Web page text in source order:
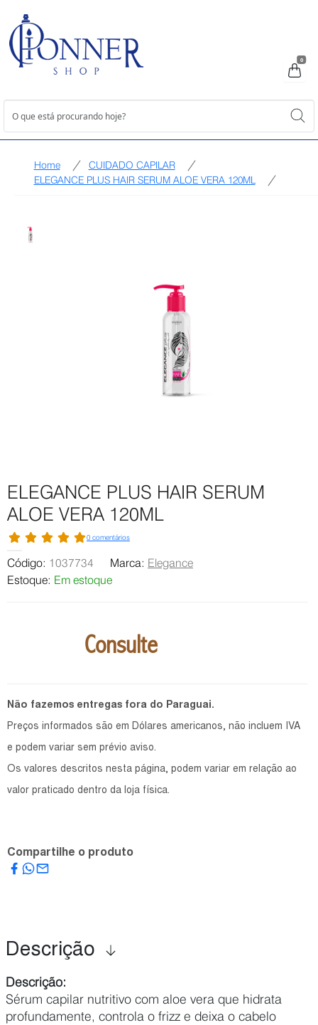
0
Home
CUIDADO CAPILAR
ELEGANCE PLUS HAIR SERUM ALOE VERA 120ML
ELEGANCE PLUS HAIR SERUM
ALOE VERA 120ML
0 comentários
Código: 1037734 Marca: Elegance
Estoque: Em estoque
Consulte
Não fazemos entregas fora do Paraguai.
Preços informados são em Dólares americanos, não incluem IVA
e podem variar sem prévio aviso.
Os valores descritos nesta página, podem variar em relação ao
valor praticado dentro da loja física.
Compartilhe o produto
Descrição
Descrição:
Sérum capilar nutritivo com aloe vera que hidrata
profundamente, controla o frizz e deixa o cabelo